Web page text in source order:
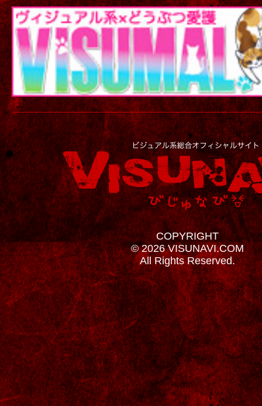
COPYRIGHT
© 2026 VISUNAVI.COM
All Rights Reserved.